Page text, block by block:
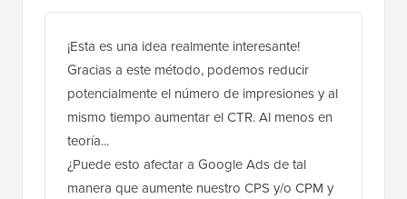
¡Esta es una idea realmente interesante!
Gracias a este método, podemos reducir
potencialmente el número de impresiones y al
mismo tiempo aumentar el CTR. Al menos en
teoría...
¿Puede esto afectar a Google Ads de tal
manera que aumente nuestro CPS y/o CPM y